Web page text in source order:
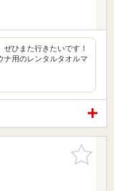
ひまた行きたいです！
ナ用のレンタルタオルマ
お気に入
りに追加